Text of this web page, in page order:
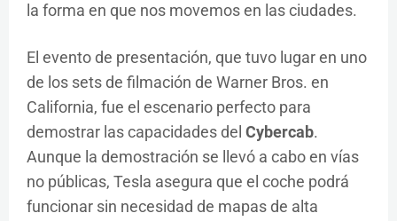
la forma en que nos movemos en las ciudades.
El evento de presentación, que tuvo lugar en uno
de los sets de filmación de Warner Bros. en
California, fue el escenario perfecto para
demostrar las capacidades del Cybercab.
Aunque la demostración se llevó a cabo en vías
no públicas, Tesla asegura que el coche podrá
funcionar sin necesidad de mapas de alta